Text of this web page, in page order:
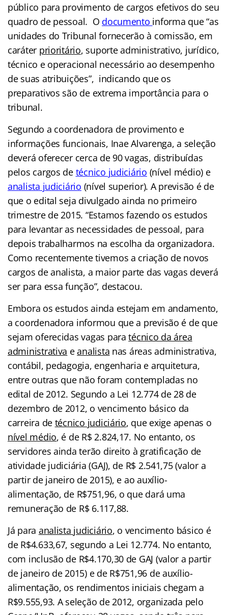
público para provimento de cargos efetivos do seu
quadro de pessoal. O documento informa que “as
unidades do Tribunal fornecerão à comissão, em
caráter prioritário, suporte administrativo, jurídico,
técnico e operacional necessário ao desempenho
de suas atribuições”, indicando que os
preparativos são de extrema importância para o
tribunal.
Segundo a coordenadora de provimento e
informações funcionais, Inae Alvarenga, a seleção
deverá oferecer cerca de 90 vagas, distribuídas
pelos cargos de técnico judiciário (nível médio) e
analista judiciário (nível superior). A previsão é de
que o edital seja divulgado ainda no primeiro
trimestre de 2015. “Estamos fazendo os estudos
para levantar as necessidades de pessoal, para
depois trabalharmos na escolha da organizadora.
Como recentemente tivemos a criação de novos
cargos de analista, a maior parte das vagas deverá
ser para essa função”, destacou.
Embora os estudos ainda estejam em andamento,
a coordenadora informou que a previsão é de que
sejam oferecidas vagas paratécnico da área
administrativa eanalista nas áreas administrativa,
contábil, pedagogia, engenharia e arquitetura,
entre outras que não foram contempladas no
edital de 2012. Segundo a Lei 12.774 de 28 de
dezembro de 2012, o vencimento básico da
carreira de técnico judiciário, que exige apenas o
nível médio, é de R$ 2.824,17. No entanto, os
servidores ainda terão direito à gratificação de
atividade judiciária (GAJ), de R$ 2.541,75 (valor a
partir de janeiro de 2015), e ao auxílio-
alimentação, de R$751,96, o que dará uma
remuneração de R$ 6.117,88.
Já para analista judiciário, o vencimento básico é
de R$4.633,67, segundo a Lei 12.774. No entanto,
com inclusão de R$4.170,30 de GAJ (valor a partir
de janeiro de 2015) e de R$751,96 de auxílio-
alimentação, os rendimentos iniciais chegam a
R$9.555,93. A seleção de 2012, organizada pelo